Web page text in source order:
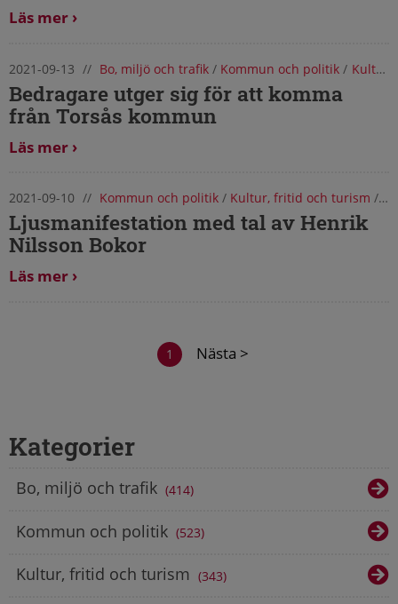
Läs mer
2021-09-13 // Bo, miljö och trafik/ Kommun och politik / Kultur, fritid och turism
Bedragare utger sig för att komma
från Torsås kommun
Läs mer
2021-09-10 // Kommun och politik/ Kultur, fritid och turism /
Ljusmanifestation med tal av Henrik
Nilsson Bokor
Läs mer
1 Nästa >
Kategorier
Bo, miljö och trafik 414
Kommun och politik 523
Kultur, fritid och turism 343